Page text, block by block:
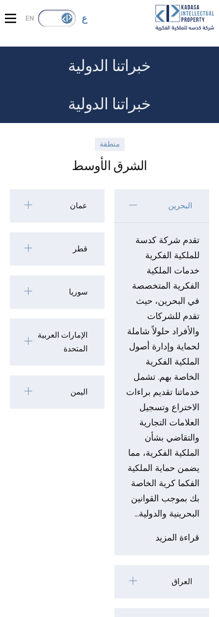
عن كدسه
EN ع
خبراتنا الدولية
خبراتنا الدولية
منطقة
الشرق الأوسط
البحرين
تقدم شركة كدسة
للملكية الفكرية
خدمات الملكية
الفكرية المتخصصة
في البحرين، حيث
تقدم للشركات
والأفراد حلولاً شاملة
لحماية وإدارة أصول
الملكية الفكرية
الخاصة بهم. تشمل
خدماتنا تقديم براءات
الاختراع وتسجيل
العلامات التجارية
والتقاضي بشأن
الملكية الفكرية، مما
يضمن حماية الملكية
الفكما كرية الخاصة
بك بموجب القوانين
البحرينية والدولية...
قراءة المزيد
العراق
عمان
قطر
سوريا
الإمارات العربية
المتحدة
اليمن